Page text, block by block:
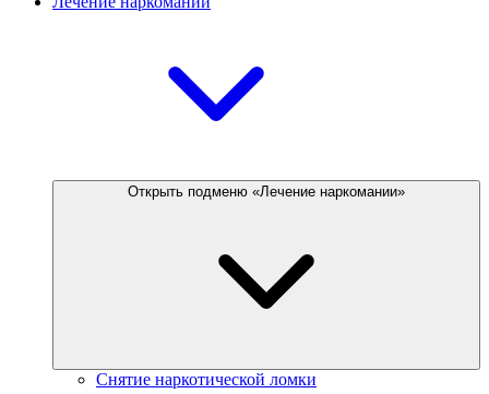
Открыть подменю «Лечение наркомании»
Снятие наркотической ломки